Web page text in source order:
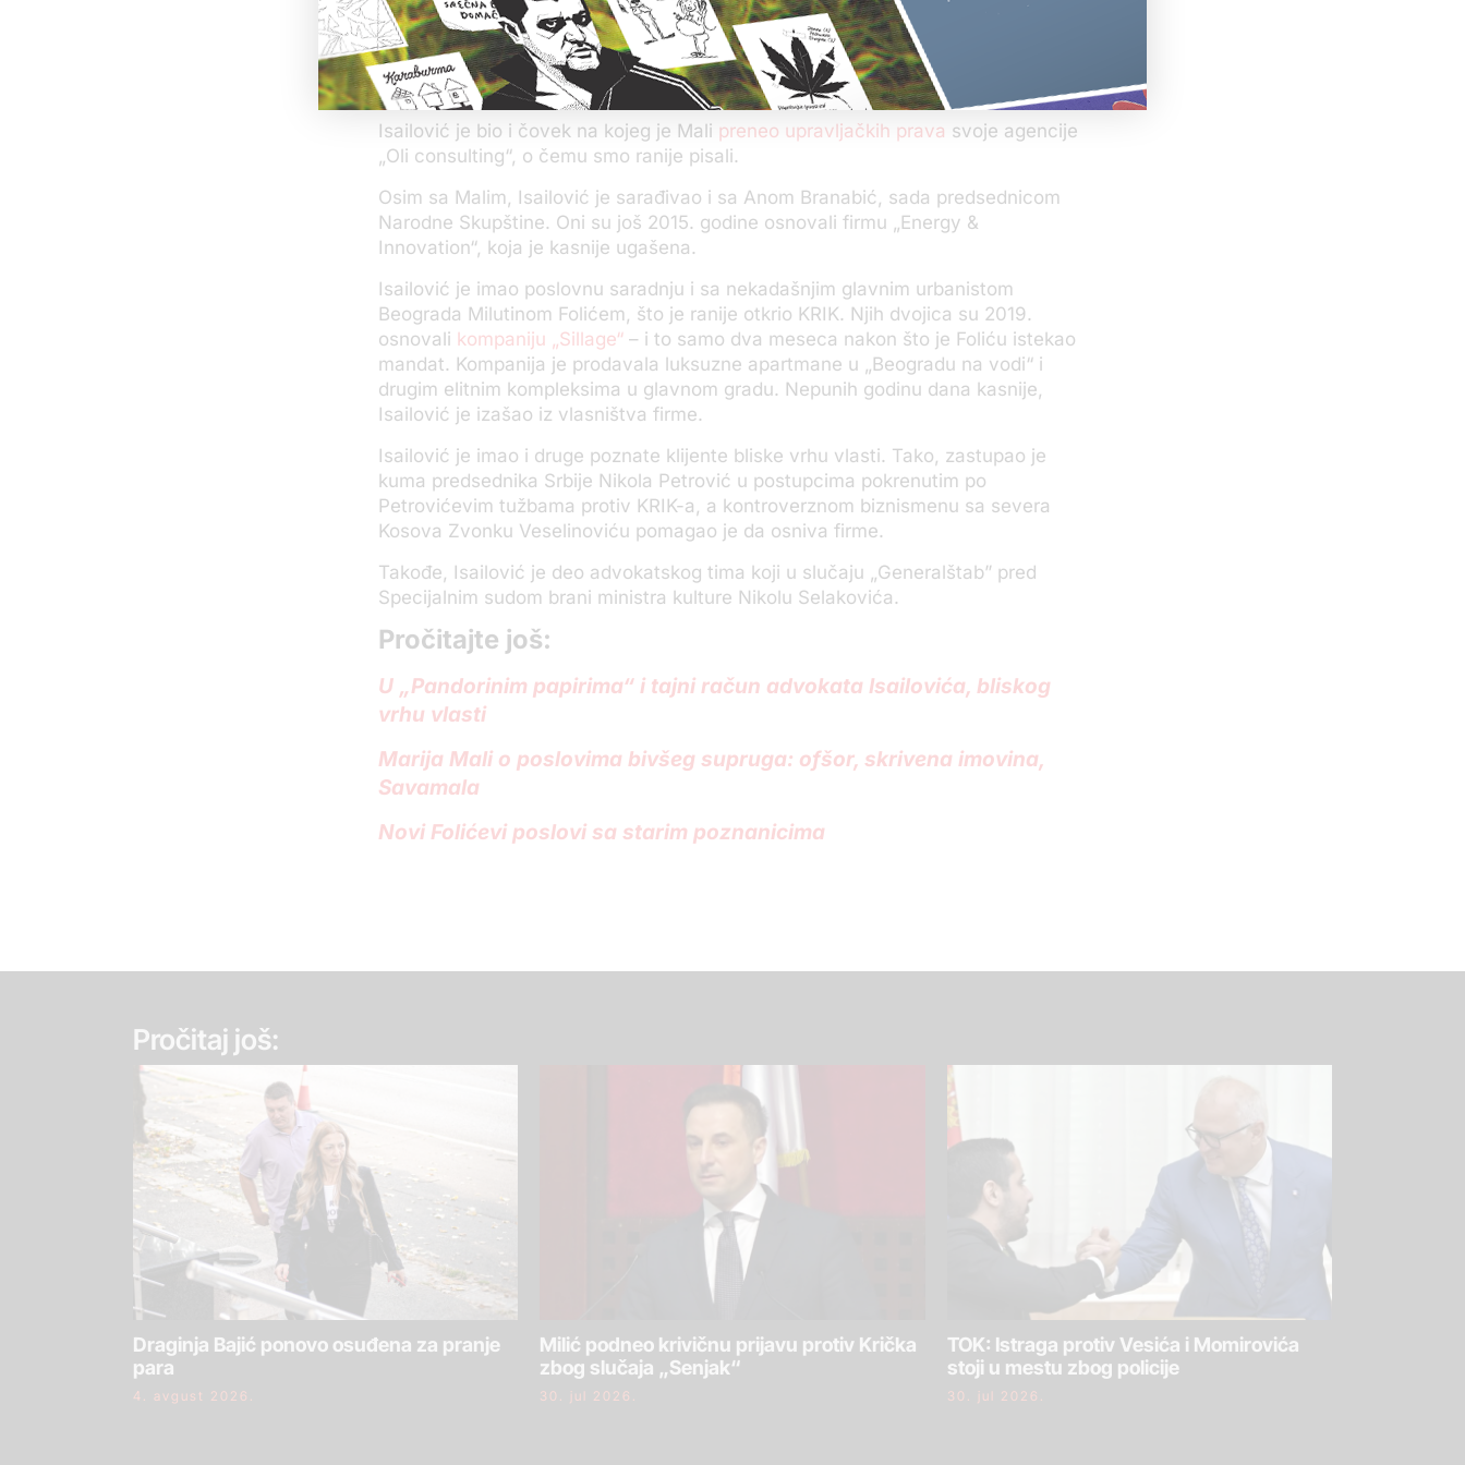
Stigla mi je poruka od Isailovića: ’Marija, treba da potpišeš izjavu za Agenciju za
borbu protiv korupcije’. Rekla sam: ’Ne dolazi u obzir, ne želim da radim takve
stvari’”, ispričala je i navela da je to ipak uradila nakon razgovora sa bivšim
suprugom.
Isailović je bio i čovek na kojeg je Mali preneo upravljačkih prava svoje agencije
„Oli consulting“, o čemu smo ranije pisali.
Osim sa Malim, Isailović je sarađivao i sa Anom Branabić, sada predsednicom
Narodne Skupštine. Oni su još 2015. godine osnovali firmu „Energy &
Innovation“, koja je kasnije ugašena.
Isailović je imao poslovnu saradnju i sa nekadašnjim glavnim urbanistom
Beograda Milutinom Folićem, što je ranije otkrio KRIK. Njih dvojica su 2019.
osnovali kompaniju „Sillage“ – i to samo dva meseca nakon što je Foliću istekao
mandat. Kompanija je prodavala luksuzne apartmane u „Beogradu na vodi“ i
drugim elitnim kompleksima u glavnom gradu. Nepunih godinu dana kasnije,
Isailović je izašao iz vlasništva firme.
Isailović je imao i druge poznate klijente bliske vrhu vlasti. Tako, zastupao je
kuma predsednika Srbije Nikola Petrović u postupcima pokrenutim po
Petrovićevim tužbama protiv KRIK-a, a kontroverznom biznismenu sa severa
Kosova Zvonku Veselinoviću pomagao je da osniva firme.
Takođe, Isailović je deo advokatskog tima koji u slučaju „Generalštab” pred
Specijalnim sudom brani ministra kulture Nikolu Selakovića.
Pročitajte još:
U „Pandorinim papirima“ i tajni račun advokata Isailovića, bliskog
vrhu vlasti
Marija Mali o poslovima bivšeg supruga: ofšor, skrivena imovina,
Savamala
Novi Folićevi poslovi sa starim poznanicima
Pročitaj još:
Draginja Bajić ponovo osuđena za pranje
para
4. avgust 2026.
Milić podneo krivičnu prijavu protiv Krička
zbog slučaja „Senjak“
30. jul 2026.
TOK: Istraga protiv Vesića i Momirovića
stoji u mestu zbog policije
30. jul 2026.